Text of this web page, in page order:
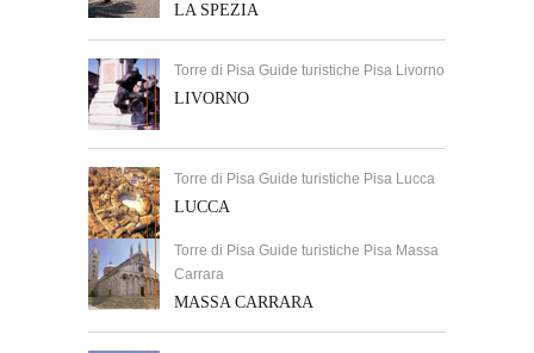
LA SPEZIA
Torre di Pisa Guide turistiche Pisa Livorno
LIVORNO
Torre di Pisa Guide turistiche Pisa Lucca
LUCCA
Torre di Pisa Guide turistiche Pisa Massa
Carrara
MASSA CARRARA